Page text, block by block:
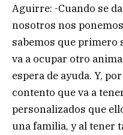
Aguirre: -Cuando se
nosotros nos
sabemos que primero
va a ocupar otro
espera de ayuda. Y,
contento que va a
personalizados que
una familia, y al tener